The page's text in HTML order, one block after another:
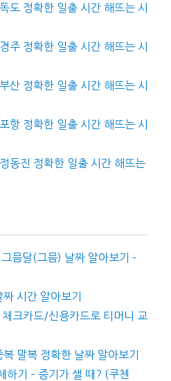
도 정확한 일출 시간 해뜨는 시
주 정확한 일출 시간 해뜨는 시
산 정확한 일출 시간 해뜨는 시
항 정확한 일출 시간 해뜨는 시
동진 정확한 일출 시간 해뜨는
믐달(그믐) 날짜 알아보기 –
시간 알아보기
크카드/신용카드로 티머니 교
말복 정확한 날짜 알아보기
하기 – 증기가 샐 때? (쿠첸